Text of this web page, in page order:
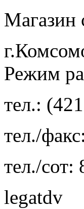
Магазин
Режим
тел.:
тел./
тел./
legatdv